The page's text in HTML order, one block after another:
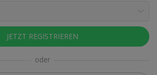
laufen Sie 20 Minuten. Hier
handbemalte Azulejo-Fliesen.
JETZT REGISTRIEREN
oder